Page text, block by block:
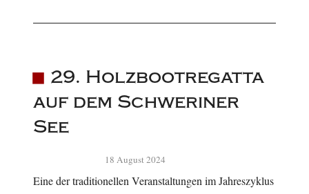
29. Holzbootregatta
auf dem Schweriner
See
18 August 2024
Eine der traditionellen Veranstaltungen im Jahreszyklus